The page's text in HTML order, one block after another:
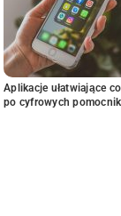
Aplikacje ułatwiające
po cyfrowych